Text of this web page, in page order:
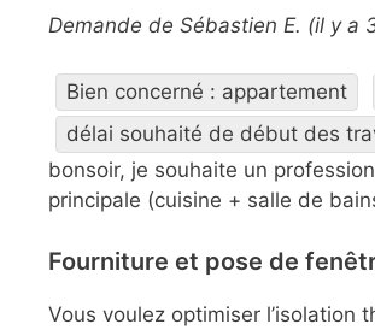
Demande de Sébastien E. (il y a
Bien concerné : appartement
délai souhaité de début des
bonsoir, je souhaite un
principale (cuisine + salle de
Fourniture et pose de
Vous voulez optimiser l’isolation